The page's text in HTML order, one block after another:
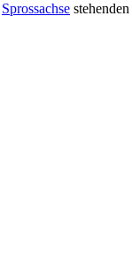
Sprossachse stehenden